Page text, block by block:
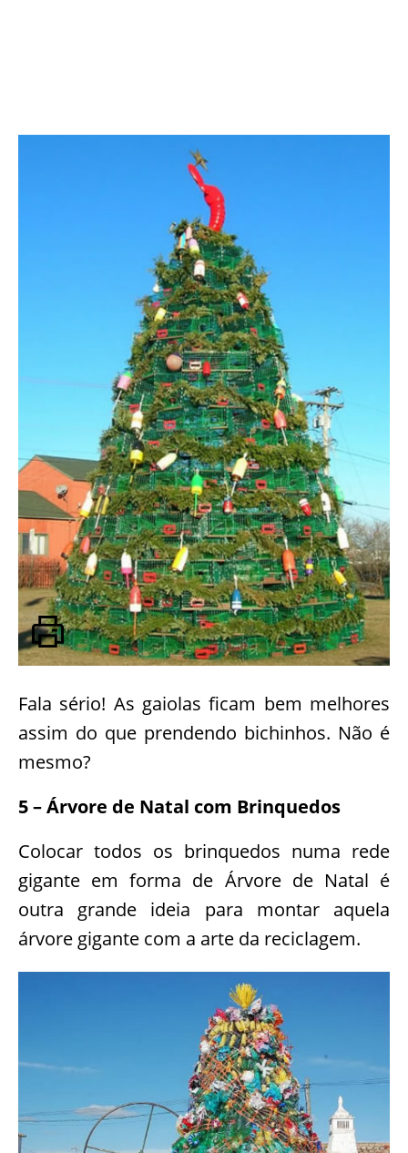
Fala sério! As gaiolas ficam bem melhores
assim do que prendendo bichinhos. Não é
mesmo?
5 – Árvore de Natal com Brinquedos
Colocar todos os brinquedos numa rede
gigante em forma de Árvore de Natal é
outra grande ideia para montar aquela
árvore gigante com a arte da reciclagem.